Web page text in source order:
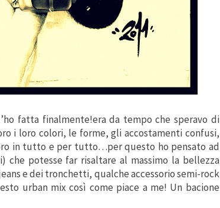
fatta finalmente!era da tempo che speravo di
i loro colori, le forme, gli accostamenti confusi,
in tutto e per tutto…per questo ho pensato ad
potesse far risaltare al massimo la bellezza
e dei tronchetti, qualche accessorio semi-rock
urban mix così come piace a me! Un bacione